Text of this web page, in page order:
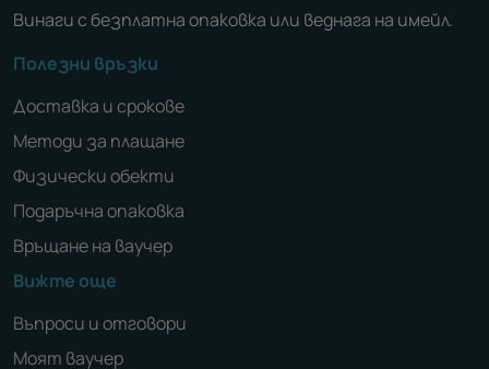
Винаги с безплатна опаковка или веднага на имейл.
Полезни връзки
Доставка и срокове
Методи за плащане
Физически обекти
Подаръчна опаковка
Връщане на ваучер
Вижте още
Въпроси и отговори
Моят ваучер